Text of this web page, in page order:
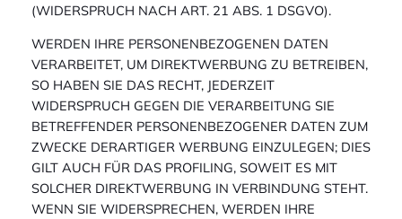
(WIDERSPRUCH NACH ART. 21 ABS. 1 DSGVO).
WERDEN IHRE PERSONENBEZOGENEN DATEN
VERARBEITET, UM DIREKTWERBUNG ZU BETREIBEN,
SO HABEN SIE DAS RECHT, JEDERZEIT
WIDERSPRUCH GEGEN DIE VERARBEITUNG SIE
BETREFFENDER PERSONENBEZOGENER DATEN ZUM
ZWECKE DERARTIGER WERBUNG EINZULEGEN; DIES
GILT AUCH FÜR DAS PROFILING, SOWEIT ES MIT
SOLCHER DIREKTWERBUNG IN VERBINDUNG STEHT.
WENN SIE WIDERSPRECHEN, WERDEN IHRE